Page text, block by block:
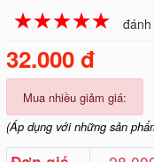
☆☆☆☆☆
★★★★★
32.000 đ
Mua nhiều giảm giá:
(Áp dụng với những sản